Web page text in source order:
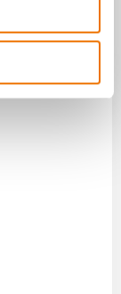
de
zijn.